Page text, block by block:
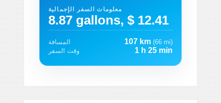
معلومات السفر الإجمالية
8.87 gallons, $ 12.41
المسافة 107 km (66 mi)
وقت السفر
1 h 25 min